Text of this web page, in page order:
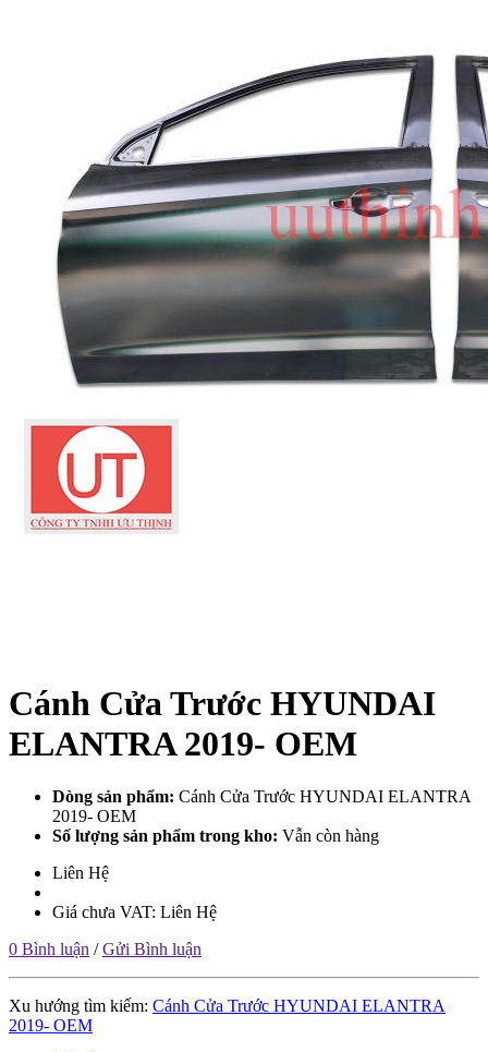
Cánh Cửa Trước HYUNDAI
ELANTRA 2019- OEM
Dòng sản phẩm: Cánh Cửa Trước HYUNDAI ELANTRA
2019- OEM
Số lượng sản phẩm trong kho: Vẫn còn hàng
Liên Hệ
Giá chưa VAT: Liên Hệ
0 Bình luận /Gửi Bình luận
Xu hướng tìm kiếm: Cánh Cửa Trước HYUNDAI ELANTRA
2019- OEM